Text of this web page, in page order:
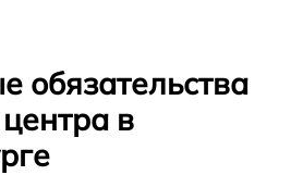
обязательства
в